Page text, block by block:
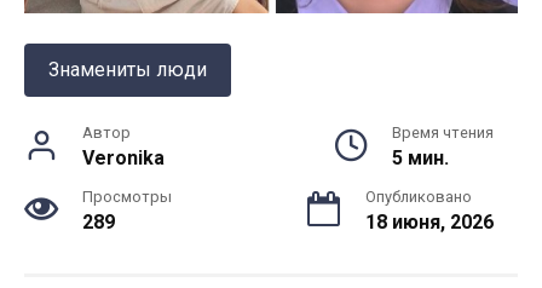
Знамениты люди
Автор
Veronika
Время чтения
5 мин.
Просмотры
289
Опубликовано
18 июня, 2026